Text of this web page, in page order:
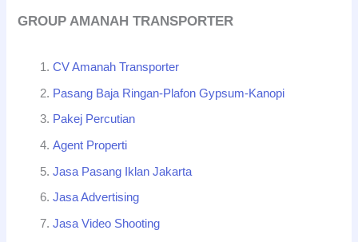
GROUP AMANAH TRANSPORTER
CV Amanah Transporter
Pasang Baja Ringan-Plafon Gypsum-Kanopi
Pakej Percutian
Agent Properti
Jasa Pasang Iklan Jakarta
Jasa Advertising
Jasa Video Shooting